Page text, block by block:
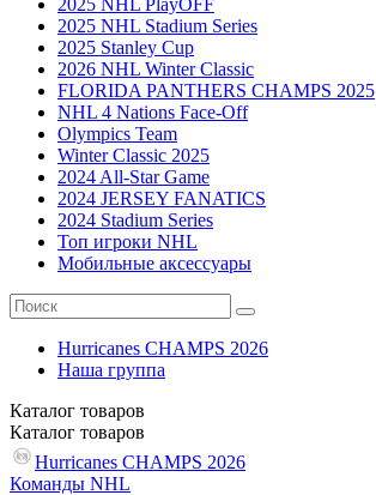
2025 NHL Stadium Series
2025 Stanley Cup
2026 NHL Winter Classic
FLORIDA PANTHERS CHAMPS 2025
NHL 4 Nations Face-Off
Olympics Team
Winter Classic 2025
2024 All-Star Game
2024 JERSEY FANATICS
2024 Stadium Series
Топ игроки NHL
Мобильные аксессуары
Hurricanes CHAMPS 2026
Наша группа
Каталог товаров
Каталог товаров
Hurricanes CHAMPS 2026
Команды NHL